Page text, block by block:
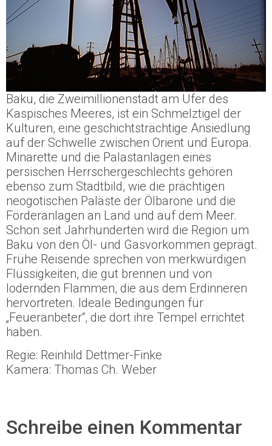
Baku, die Zweimillionenstadt am Ufer des
Kaspisches Meeres, ist ein Schmelztigel der
Kulturen, eine geschichtsträchtige Ansiedlung
auf der Schwelle zwischen Orient und Europa.
Minarette und die Palastanlagen eines
persischen Herrschergeschlechts gehören
ebenso zum Stadtbild, wie die prächtigen
neogotischen Paläste der Ölbarone und die
Förderanlagen an Land und auf dem Meer.
Schon seit Jahrhunderten wird die Region um
Baku von den Öl- und Gasvorkommen geprägt.
Frühe Reisende sprechen von merkwürdigen
Flüssigkeiten, die gut brennen und von
lodernden Flammen, die aus dem Erdinneren
hervortreten. Ideale Bedingungen für
„Feueranbeter“, die dort ihre Tempel errichtet
haben.
Regie: Reinhild Dettmer-Finke
Kamera: Thomas Ch. Weber
Schreibe einen Kommentar